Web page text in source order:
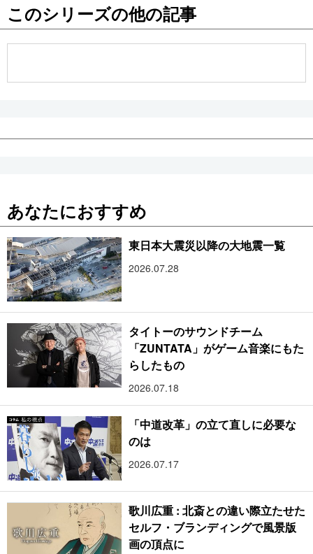
このシリーズの他の記事
あなたにおすすめ
東日本大震災以降の大地震一覧
2026.07.28
タイトーのサウンドチーム
「ZUNTATA」がゲーム音楽にもた
らしたもの
2026.07.18
「中道改革」の立て直しに必要な
のは
2026.07.17
歌川広重 : 北斎との違い際立たせた
セルフ・ブランディングで風景版
画の頂点に